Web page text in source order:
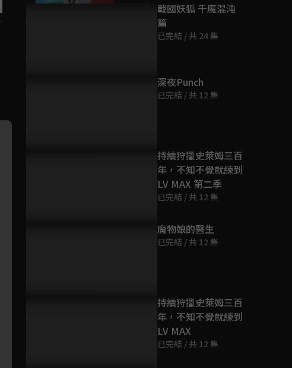
戰國妖狐 千魔混沌
篇
已完結 / 共 24 集
深夜Punch
已完結 / 共 12 集
持續狩獵史萊姆三百
年，不知不覺就練到
LV MAX 第二季
已完結 / 共 12 集
魔物娘的醫生
已完結 / 共 12 集
持續狩獵史萊姆三百
年，不知不覺就練到
LV MAX
已完結 / 共 12 集